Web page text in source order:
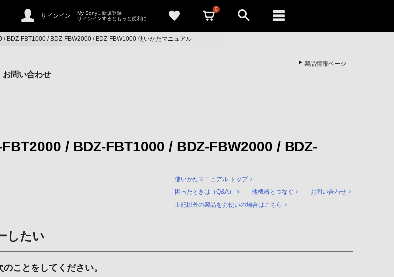
サインイン
My Sonyに新規登録
サインインするともっと便利に
0
/ BDZ-FBT1000 / BDZ-FBW2000 / BDZ-FBW1000 使いかたマニュアル
お問い合わせ
製品情報ページ
/ BDZ-FBT1000 / BDZ-FBW2000 / BDZ-
使いかたマニュアル トップ
困ったときは（Q&A）
他機器とつなぐ
お問い合わせ
上記以外の製品をお使いの場合はこちら
したい
ことをしてください。